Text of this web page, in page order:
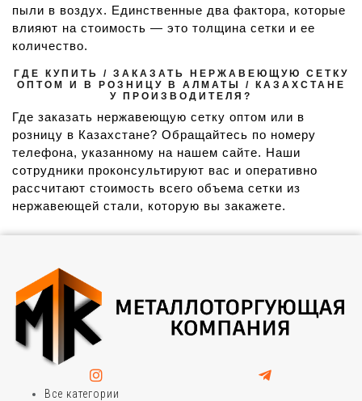
пыли в воздух. Единственные два фактора, которые
влияют на стоимость — это толщина сетки и ее
количество.
ГДЕ КУПИТЬ / ЗАКАЗАТЬ НЕРЖАВЕЮЩУЮ СЕТКУ
ОПТОМ И В РОЗНИЦУ В АЛМАТЫ / КАЗАХСТАНЕ
У ПРОИЗВОДИТЕЛЯ?
Где заказать нержавеющую сетку оптом или в
розницу в Казахстане? Обращайтесь по номеру
телефона, указанному на нашем сайте. Наши
сотрудники проконсультируют вас и оперативно
рассчитают стоимость всего объема сетки из
нержавеющей стали, которую вы закажете.
Все категории